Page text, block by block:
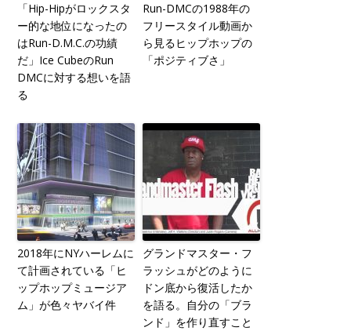
「Hip-Hipがロックスタ
ー的な地位になったの
はRun-D.M.C.の功績
だ」Ice CubeのRun
DMCに対する想いを語
る
Run-DMCの1988年の
フリースタイル動画か
ら見るヒップホップの
「ポジティブさ」
2018年にNYハーレムに
て計画されている「ヒ
ップホップミュージア
ム」が色々ヤバイ件
グランドマスター・フ
ラッシュがどのように
ドン底から復活したか
を語る。自分の「ブラ
ンド」を作り直すこと